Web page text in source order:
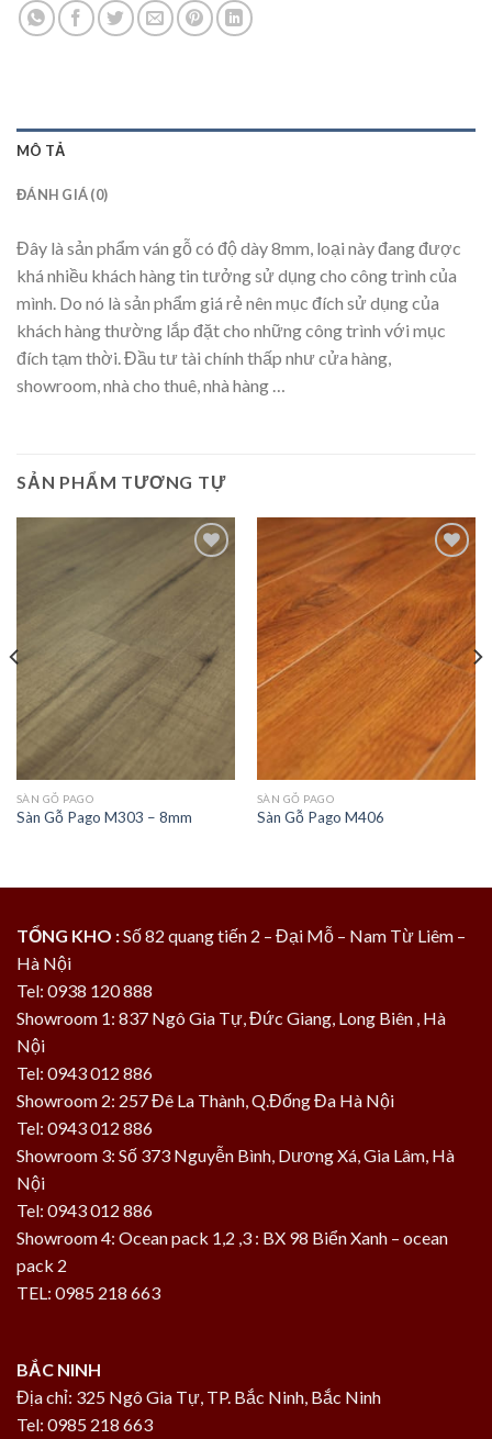
MÔ TẢ
ĐÁNH GIÁ (0)
Đây là sản phẩm ván gỗ có độ dày 8mm, loại này đang được
khá nhiều khách hàng tin tưởng sử dụng cho công trình của
mình. Do nó là sản phẩm giá rẻ nên mục đích sử dụng của
khách hàng thường lắp đặt cho những công trình với mục
đích tạm thời. Đầu tư tài chính thấp như cửa hàng,
showroom, nhà cho thuê, nhà hàng …
SẢN PHẨM TƯƠNG TỰ
SÀN GỖ PAGO
Sàn Gỗ Pago M303 – 8mm
wishlist
SÀN GỖ PAGO
Sàn Gỗ Pago M406
TỔNG KHO :Số 82 quang tiến 2 – Đại Mỗ – Nam Từ Liêm –
Hà Nội
Tel: 0938 120 888
Showroom 1: 837 Ngô Gia Tự, Đức Giang, Long Biên , Hà
Nội
Tel: 0943 012 886
Showroom 2: 257 Đê La Thành, Q.Đống Đa Hà Nội
Tel: 0943 012 886
Showroom 3: Số 373 Nguyễn Bình, Dương Xá, Gia Lâm, Hà
Nội
Tel: 0943 012 886
Showroom 4: Ocean pack 1,2 ,3 : BX 98 Biển Xanh – ocean
pack 2
TEL: 0985 218 663
BẮC NINH
Địa chỉ: 325 Ngô Gia Tự, TP. Bắc Ninh, Bắc Ninh
Tel: 0985 218 663